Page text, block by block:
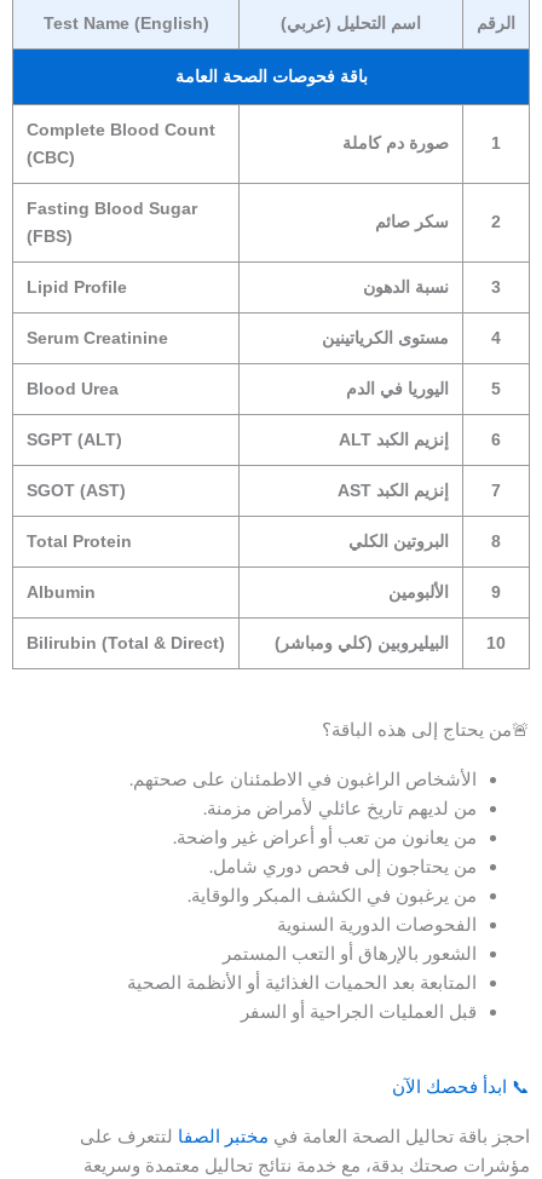
باقة فحوصات الصحة العامة
الرقم اسم التحليل (عربي) Test Name (English)
1 صورة دم كاملة
Complete Blood Count
(CBC)
2 سكر صائم
Fasting Blood Sugar
(FBS)
3 نسبة الدهون Lipid Profile
4 مستوى الكرياتينين Serum Creatinine
5 اليوريا في الدم Blood Urea
6 إنزيم الكبد ALT SGPT (ALT)
7 إنزيم الكبد AST SGOT (AST)
8 البروتين الكلي Total Protein
9 الألبومين Albumin
10 البيليروبين (كلي ومباشر) Bilirubin (Total & Direct)
🚨من يحتاج إلى هذه الباقة؟
الأشخاص الراغبون في الاطمئنان على صحتهم.
من لديهم تاريخ عائلي لأمراض مزمنة.
من يعانون من تعب أو أعراض غير واضحة.
من يحتاجون إلى فحص دوري شامل.
من يرغبون في الكشف المبكر والوقاية.
الفحوصات الدورية السنوية
الشعور بالإرهاق أو التعب المستمر
المتابعة بعد الحميات الغذائية أو الأنظمة الصحية
قبل العمليات الجراحية أو السفر
📞 ابدأ فحصك الآن
احجز باقة تحاليل الصحة العامة في مختبر الصفا لتتعرف على
مؤشرات صحتك بدقة، مع خدمة نتائج تحاليل معتمدة وسريعة